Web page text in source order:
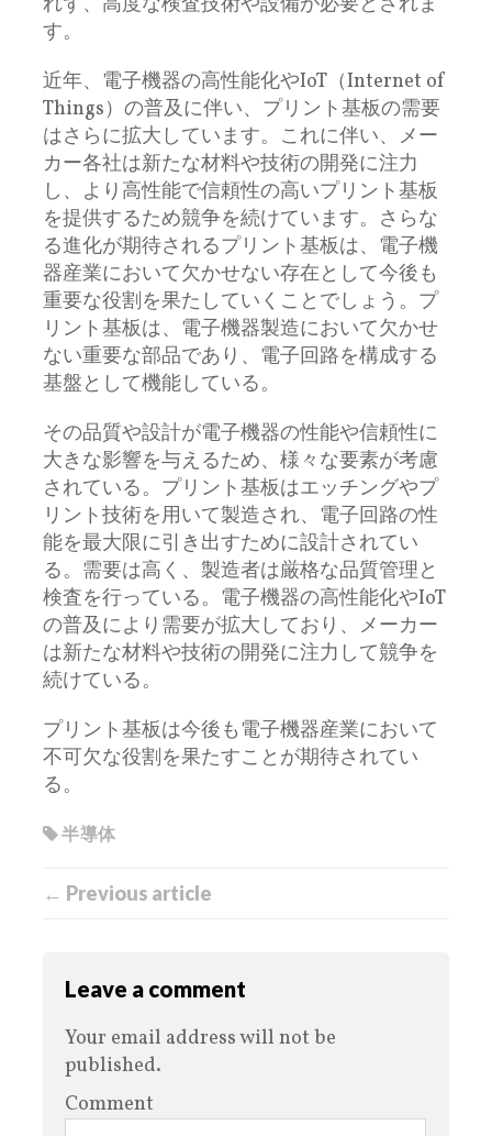
す。
近年、電子機器の高性能化やIoT（Internet of
Things）の普及に伴い、プリント基板の需要
はさらに拡大しています。これに伴い、メー
カー各社は新たな材料や技術の開発に注力
し、より高性能で信頼性の高いプリント基板
を提供するため競争を続けています。さらな
る進化が期待されるプリント基板は、電子機
器産業において欠かせない存在として今後も
重要な役割を果たしていくことでしょう。プ
リント基板は、電子機器製造において欠かせ
ない重要な部品であり、電子回路を構成する
基盤として機能している。
その品質や設計が電子機器の性能や信頼性に
大きな影響を与えるため、様々な要素が考慮
されている。プリント基板はエッチングやプ
リント技術を用いて製造され、電子回路の性
能を最大限に引き出すために設計されてい
る。需要は高く、製造者は厳格な品質管理と
検査を行っている。電子機器の高性能化やIoT
の普及により需要が拡大しており、メーカー
は新たな材料や技術の開発に注力して競争を
続けている。
プリント基板は今後も電子機器産業において
不可欠な役割を果たすことが期待されてい
る。
半導体
← Previous article
Leave a comment
Your email address will not be
published.
Comment